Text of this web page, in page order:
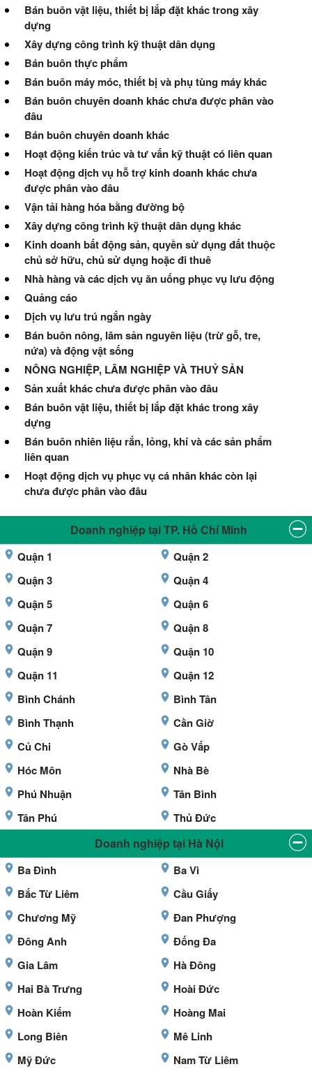
Bán buôn vật liệu, thiết bị lắp đặt khác trong xây
dựng
Xây dựng công trình kỹ thuật dân dụng
Bán buôn thực phẩm
Bán buôn máy móc, thiết bị và phụ tùng máy khác
Bán buôn chuyên doanh khác chưa được phân vào
đâu
Bán buôn chuyên doanh khác
Hoạt động kiến trúc và tư vấn kỹ thuật có liên quan
Hoạt động dịch vụ hỗ trợ kinh doanh khác chưa
được phân vào đâu
Vận tải hàng hóa bằng đường bộ
Xây dựng công trình kỹ thuật dân dụng khác
Kinh doanh bất động sản, quyền sử dụng đất thuộc
chủ sở hữu, chủ sử dụng hoặc đi thuê
Nhà hàng và các dịch vụ ăn uống phục vụ lưu động
Quảng cáo
Dịch vụ lưu trú ngắn ngày
Bán buôn nông, lâm sản nguyên liệu (trừ gỗ, tre,
nứa) và động vật sống
NÔNG NGHIỆP, LÂM NGHIỆP VÀ THUỶ SẢN
Sản xuất khác chưa được phân vào đâu
Bán buôn vật liệu, thiết bị lắp đặt khác trong xây
dựng
Bán buôn nhiên liệu rắn, lỏng, khí và các sản phẩm
liên quan
Hoạt động dịch vụ phục vụ cá nhân khác còn lại
chưa được phân vào đâu
Doanh nghiệp tại TP. Hồ Chí Minh
Quận 1
Quận 2
Quận 3
Quận 4
Quận 5
Quận 6
Quận 7
Quận 8
Quận 9
Quận 10
Quận 11
Quận 12
Bình Chánh
Bình Tân
Bình Thạnh
Cần Giờ
Củ Chi
Gò Vấp
Hóc Môn
Nhà Bè
Phú Nhuận
Tân Bình
Tân Phú
Thủ Đức
Doanh nghiệp tại Hà Nội
Ba Đình
Ba Vì
Bắc Từ Liêm
Cầu Giấy
Chương Mỹ
Đan Phượng
Đông Anh
Đống Đa
Gia Lâm
Hà Đông
Hai Bà Trưng
Hoài Đức
Hoàn Kiếm
Hoàng Mai
Long Biên
Mê Linh
Mỹ Đức
Nam Từ Liêm